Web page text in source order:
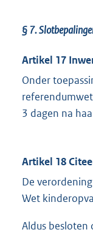
§ 7.
Artikel 17
Onder
3 dagen na
Artikel 18
De
Wet
Aldus besloten